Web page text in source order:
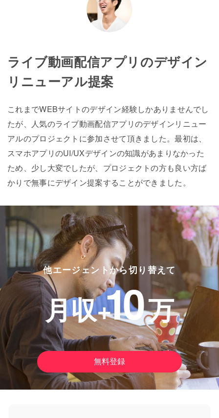
ライブ動画配信アプリのデザイン
リニューアル提案
これまでWEBサイトのデザイン経験しかありませんでし
たが、人気のライブ動画配信アプリのデザインリニュー
アルのプロジェクトに参加させて頂きました。最初は、
スマホアプリのUI/UXデザインの知識があまりなかった
ため、少し大変でしたが、プロジェクトの方も良い方ば
かりで無事にデザイン提案することができました。
他エージェントから切り替えて
月収+10 万
無料登録